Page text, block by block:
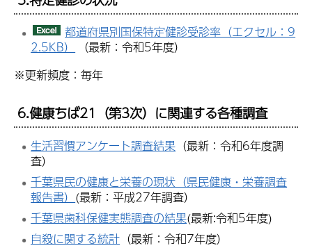
都道府県別国保特定健診受診率（エクセル：9
2.5KB）
（最新：令和5年度）
※更新頻度：毎年
6.健康ちば21（第3次）に関連する各種調査
生活習慣アンケート調査結果 （最新：令和6年度調
査）
千葉県民の健康と栄養の現状（県民健康・栄養調査
報告書） (最新：平成27年調査）
千葉県歯科保健実態調査の結果(最新:令和5年度)
自殺に関する統計 （最新：令和7年度）